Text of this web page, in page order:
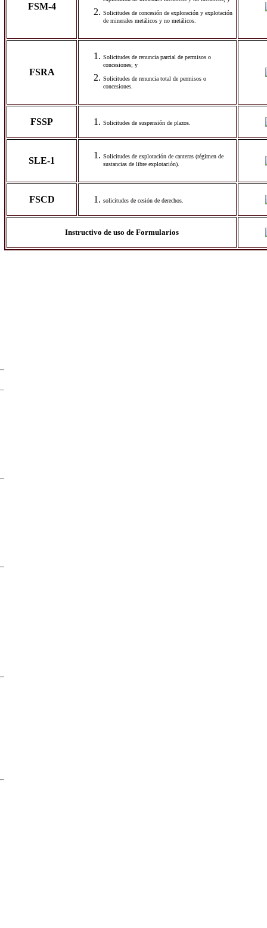
FSM-4
Solicitudes de concesión de exploración y explotación
de minerales metálicos y no metálicos.
FSRA
Solicitudes de renuncia parcial de permisos o
concesiones; y
Solicitudes de renuncia total de permisos o
concesiones.
FSSP Solicitudes de suspensión de plazos.
SLE-1 Solicitudes de explotación de canteras (régimen de
sustancias de libre explotación).
FSCD solicitudes de cesión de derechos.
Instructivo de uso de Formularios